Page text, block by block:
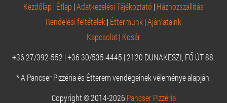
Kezdőlap | Étlap |Adatkezelési Tájékoztató | Házhozszállítás
Rendelési feltételek | Éttermünk |Ajánlataink
Kapcsolat | Kosár
+36 27/392-552 | +36 30/535-4445 | 2120 DUNAKESZI, FŐ ÚT 88.
* A Pancser Pizzéria és Étterem vendégeinek véleménye alapján.
Copyright © 2014-2026 Pancser Pizzéria